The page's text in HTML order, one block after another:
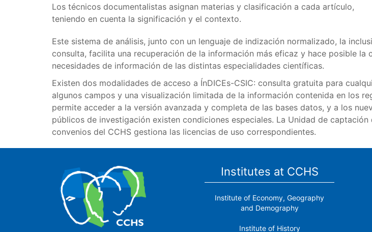
Los técnicos documentalistas asignan materias y clasificación a cada artículo,
teniendo en cuenta la significación y el contexto.
Este sistema de análisis, junto con un lenguaje de indización normalizado, la
consulta, facilita una recuperación de la información más eficaz y hace posible
necesidades de información de las distintas especialidades científicas.
Existen dos modalidades de acceso a ÍnDICEs-CSIC: consulta gratuita para
algunos campos y una visualización limitada de la información contenida en los
permite acceder a la versión avanzada y completa de las bases datos, y a los
públicos de investigación existen condiciones especiales. La Unidad de
convenios del CCHS gestiona las licencias de uso correspondientes.
Institutes at CCHS
Institute of Economy, Geography
and Demography
Institute of History